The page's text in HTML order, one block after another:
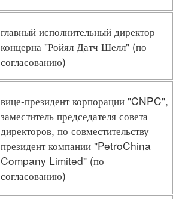
главный исполнительный директор
концерна "Ройял Датч Шелл" (по
согласованию)
вице-президент корпорации "CNPC",
заместитель председателя совета
директоров, по совместительству
президент компании "PetroChina
Company Limited" (по
согласованию)